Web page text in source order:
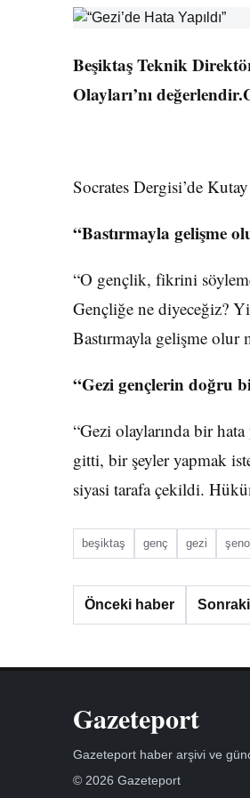
Beşiktaş Teknik
Olayları’nı
Socrates Dergisi’de
“Bastırmayla gelişme
“O gençlik, fikrini
Gençliğe ne diyeceğiz?
Bastırmayla gelişme olur
“Gezi gençlerin doğru
“Gezi olaylarında bir
gitti, bir şeyler yapmak
siyasi tarafa çekildi.
beşiktaş genç gezi
Önceki haber
Gazeteport
Gazeteport haber arşivi ve
© 2026 Gazeteport